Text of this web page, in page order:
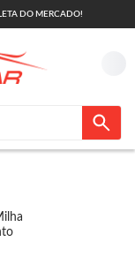
DO MERCADO!